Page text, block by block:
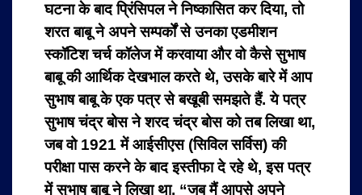
घटना के बाद प्रिंसिपल ने निष्कासित कर दिया, तो
शरत बाबू ने अपने सम्पर्कों से उनका एडमीशन
स्कॉटिश चर्च कॉलेज में करवाया और वो कैसे सुभाष
बाबू की आर्थिक देखभाल करते थे, उसके बारे में आप
सुभाष बाबू के एक पत्र से बखूबी समझते हैं. ये पत्र
सुभाष चंद्र बोस ने शरद चंद्र बोस को तब लिखा था,
जब वो 1921 में आईसीएस (सिविल सर्विस) की
परीक्षा पास करने के बाद इस्तीफा दे रहे थे, इस पत्र
में सुभाष बाबू ने लिखा था, “जब मैं आपसे अपने